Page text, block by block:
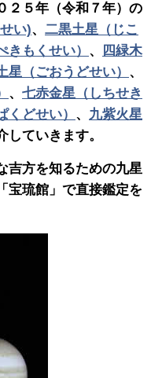
２５年（令和７年）の
い)、 二黒土星（じこ
きもくせい） 、
四緑木
星（ごおうどせい） 、
、 七赤金星（しちせき
くどせい） 、 九紫火星
していきます。
吉方を知るための九星
宝琉館」で直接鑑定を